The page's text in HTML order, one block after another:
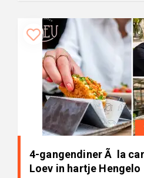
4-gangendiner Ã la
Loev in hartje Hengelo